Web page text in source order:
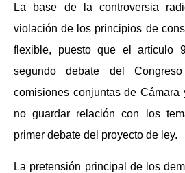
La base de la controversia
violación de los principios de
flexible, puesto que el artículo
segundo debate del
comisiones conjuntas de Cámara
no guardar relación con los
primer debate del proyecto de ley.
La pretensión principal de los